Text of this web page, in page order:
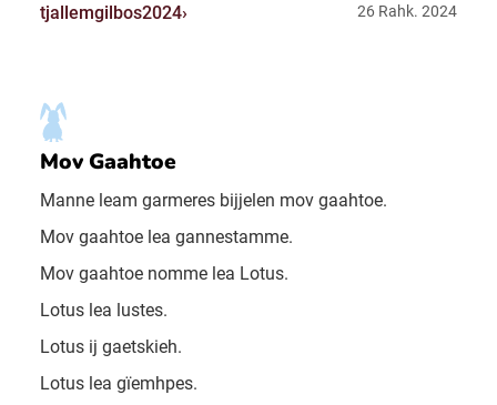
tjallemgilbos2024 26 Rahk. 2024
Mov Gaahtoe
Manne leam garmeres bijjelen mov gaahtoe.
Mov gaahtoe lea gannestamme.
Mov gaahtoe nomme lea Lotus.
Lotus lea lustes.
Lotus ij gaetskieh.
Lotus lea gïemhpes.